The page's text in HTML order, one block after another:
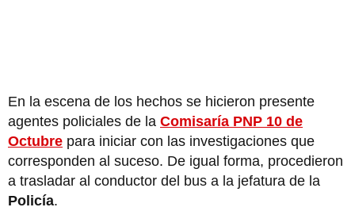
En la escena de los hechos se hicieron presente
agentes policiales de la Comisaría PNP 10 de
Octubre para iniciar con las investigaciones que
corresponden al suceso. De igual forma, procedieron
a trasladar al conductor del bus a la jefatura de la
Policía.